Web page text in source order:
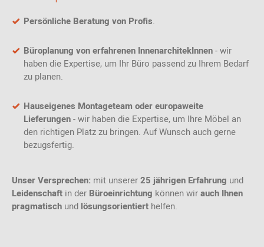
Persönliche Beratung von Profis.
Büroplanung von erfahrenen InnenarchitekInnen- wir
haben die Expertise, um Ihr Büro passend zu Ihrem Bedarf
zu planen.
Hauseigenes Montageteam oder europaweite
Lieferungen- wir haben die Expertise, um Ihre Möbel an
den richtigen Platz zu bringen. Auf Wunsch auch gerne
bezugsfertig.
Unser Versprechen: mit unserer25 jährigen Erfahrung und
Leidenschaft in der Büroeinrichtung können wirauch Ihnen
pragmatisch und lösungsorientiert helfen.